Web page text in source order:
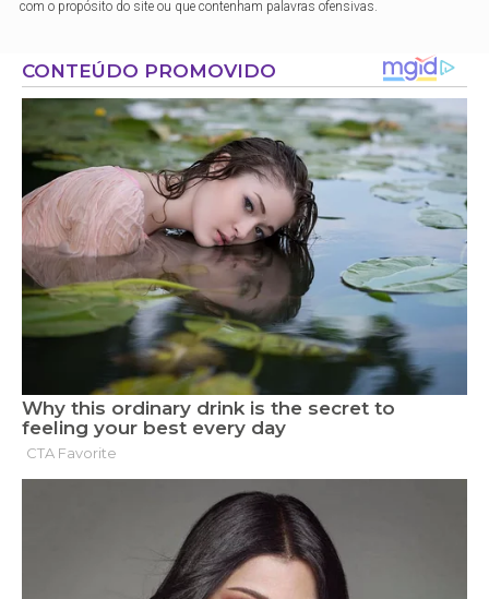
com o propósito do site ou que contenham palavras ofensivas.